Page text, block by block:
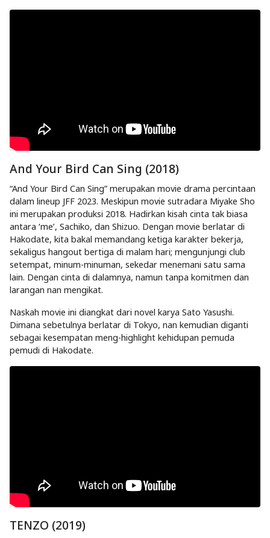
And Your Bird Can Sing (2018)
“And Your Bird Can Sing” merupakan movie drama percintaan
dalam lineup JFF 2023. Meskipun movie sutradara Miyake Sho
ini merupakan produksi 2018. Hadirkan kisah cinta tak biasa
antara ‘me’, Sachiko, dan Shizuo. Dengan movie berlatar di
Hakodate, kita bakal memandang ketiga karakter bekerja,
sekaligus hangout bertiga di malam hari; mengunjungi club
setempat, minum-minuman, sekedar menemani satu sama
lain. Dengan cinta di dalamnya, namun tanpa komitmen dan
larangan nan mengikat.
Naskah movie ini diangkat dari novel karya Sato Yasushi.
Dimana sebetulnya berlatar di Tokyo, nan kemudian diganti
sebagai kesempatan meng-highlight kehidupan pemuda
pemudi di Hakodate.
TENZO (2019)